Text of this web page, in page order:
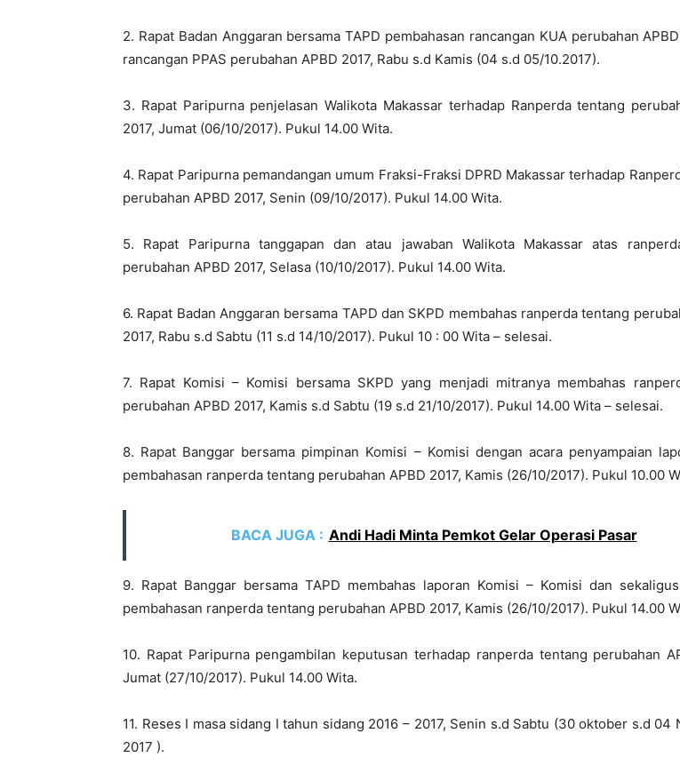
2. Rapat Badan Anggaran bersama TAPD pembahasan rancangan KUA perubahan
rancangan PPAS perubahan APBD 2017, Rabu s.d Kamis (04 s.d 05/10.2017).
3. Rapat Paripurna penjelasan Walikota Makassar terhadap Ranperda tentang
2017, Jumat (06/10/2017). Pukul 14.00 Wita.
4. Rapat Paripurna pemandangan umum Fraksi-Fraksi DPRD Makassar terhadap
perubahan APBD 2017, Senin (09/10/2017). Pukul 14.00 Wita.
5. Rapat Paripurna tanggapan dan atau jawaban Walikota Makassar atas
perubahan APBD 2017, Selasa (10/10/2017). Pukul 14.00 Wita.
6. Rapat Badan Anggaran bersama TAPD dan SKPD membahas ranperda tentang
2017, Rabu s.d Sabtu (11 s.d 14/10/2017). Pukul 10 : 00 Wita – selesai.
7. Rapat Komisi – Komisi bersama SKPD yang menjadi mitranya membahas
perubahan APBD 2017, Kamis s.d Sabtu (19 s.d 21/10/2017). Pukul 14.00 Wita – selesai.
8. Rapat Banggar bersama pimpinan Komisi – Komisi dengan acara penyampaian
pembahasan ranperda tentang perubahan APBD 2017, Kamis (26/10/2017). Pukul 10.00
BACA JUGA : Andi Hadi Minta Pemkot Gelar Operasi Pasar
9. Rapat Banggar bersama TAPD membahas laporan Komisi – Komisi dan
pembahasan ranperda tentang perubahan APBD 2017, Kamis (26/10/2017). Pukul 14.00
10. Rapat Paripurna pengambilan keputusan terhadap ranperda tentang perubahan
Jumat (27/10/2017). Pukul 14.00 Wita.
11. Reses I masa sidang I tahun sidang 2016 – 2017, Senin s.d Sabtu (30 oktober s.d 04
2017 ).